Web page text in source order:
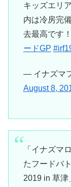
キッズエリ
内は冷房完
去最高です！
ードGP
— イナズマ
August 8,
「イナズマ
たフードバ
2019 in 草津